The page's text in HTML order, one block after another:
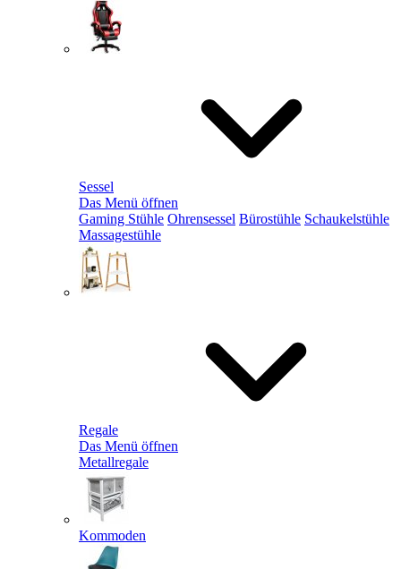
Sessel
Das Menü öffnen
Gaming Stühle Ohrensessel Bürostühle Schaukelstühle
Massagestühle
Regale
Das Menü öffnen
Metallregale
Kommoden